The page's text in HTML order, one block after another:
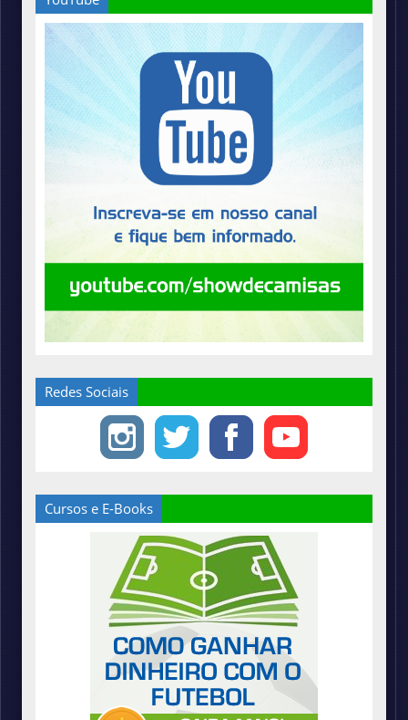
Redes Sociais
Cursos e E-Books